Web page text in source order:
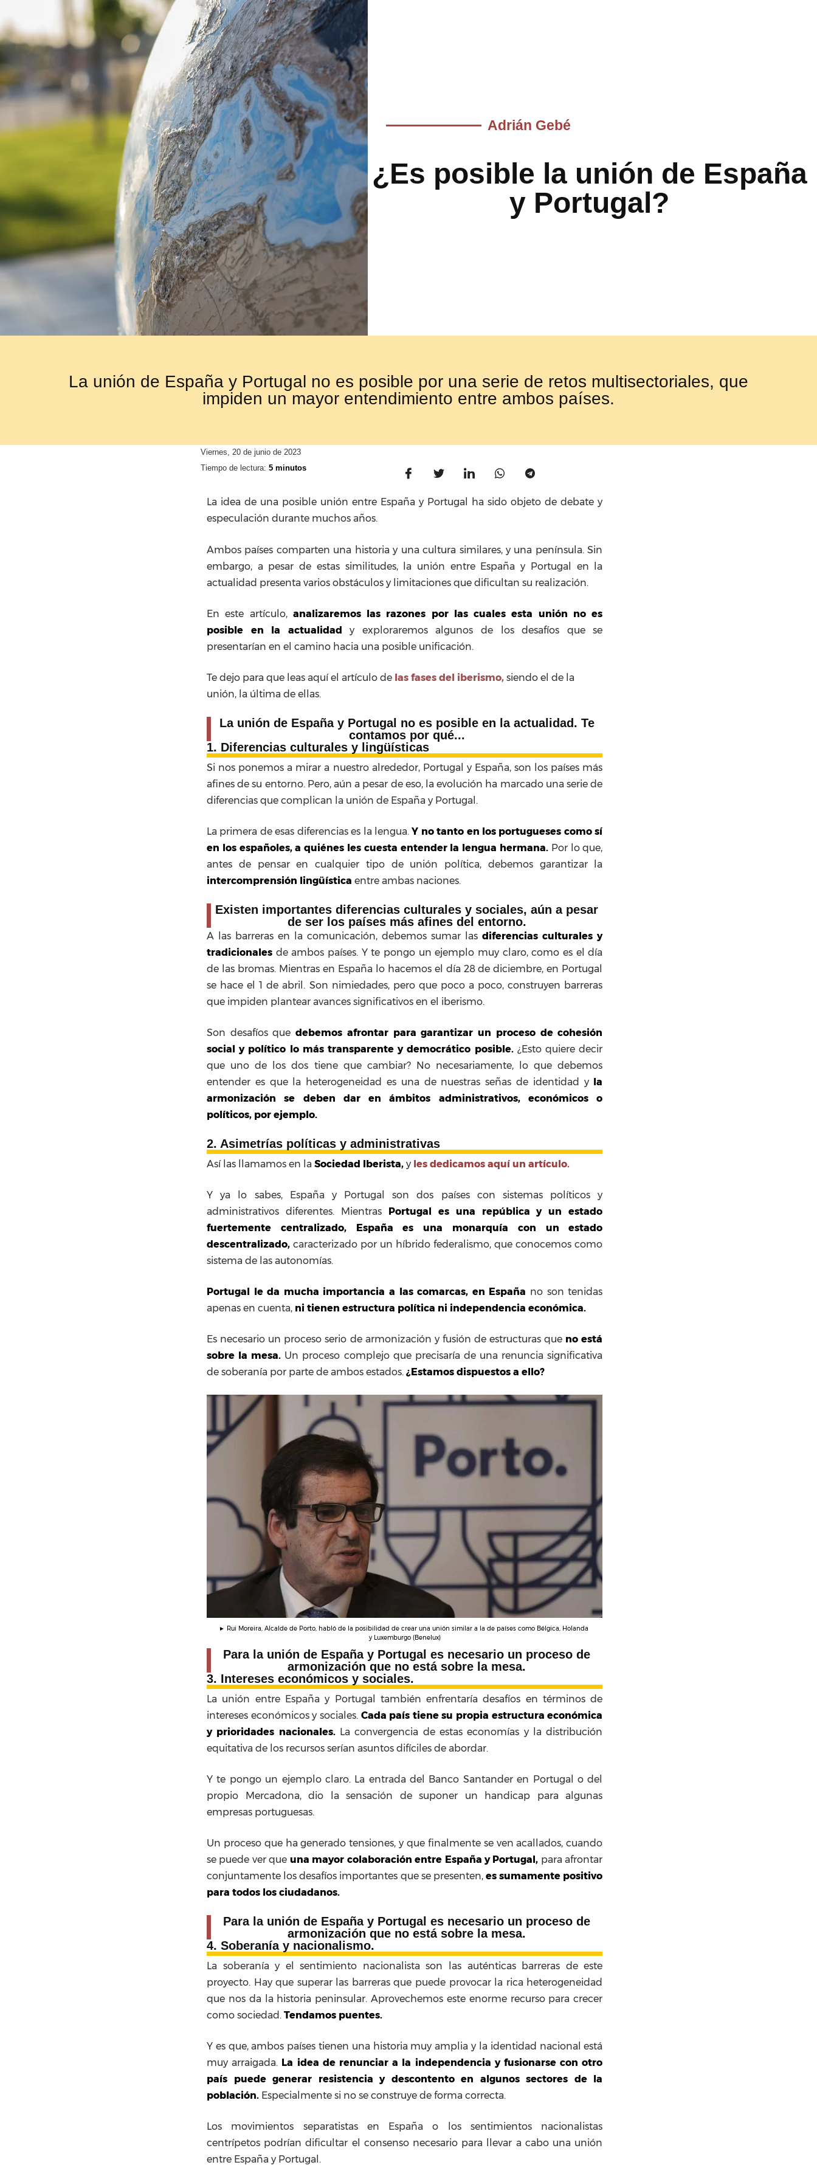
Adrián Gebé
¿Es posible la unión de España
y Portugal?
La unión de España y Portugal no es posible por una serie de retos multisectoriales, que
impiden un mayor entendimiento entre ambos países.
Viernes, 20 de junio de 2023
Tiempo de lectura: 5 minutos
La idea de una posible unión entre España y Portugal ha sido objeto de debate y
especulación durante muchos años.
Ambos países comparten una historia y una cultura similares, y una península. Sin
embargo, a pesar de estas similitudes, la unión entre España y Portugal en la
actualidad presenta varios obstáculos y limitaciones que dificultan su realización.
En este artículo, analizaremos las razones por las cuales esta unión no es
posible en la actualidad
y exploraremos algunos de los desafíos que se
presentarían en el camino hacia una posible unificación.
Te dejo para que leas aquí el artículo de las fases del iberismo, siendo el de la
unión, la última de ellas.
La unión de España y Portugal no es posible en la actualidad. Te
contamos por qué...
1. Diferencias culturales y lingüísticas
Si nos ponemos a mirar a nuestro alrededor, Portugal y España, son los países más
afines de su entorno. Pero, aún a pesar de eso, la evolución ha marcado una serie de
diferencias que complican la unión de España y Portugal.
La primera de esas diferencias es la lengua.Y no tanto en los portugueses como sí
en los españoles, a quiénes les cuesta entender la lengua hermana.Por lo que,
antes de pensar en cualquier tipo de unión política, debemos garantizar la
intercomprensión lingüística entre ambas naciones.
Existen importantes diferencias culturales y sociales, aún a pesar
de ser los países más afines del entorno.
A las barreras en la comunicación, debemos sumar lasdiferencias culturales y
tradicionales de ambos países. Y te pongo un ejemplo muy claro, como es el día
de las bromas. Mientras en España lo hacemos el día 28 de diciembre, en Portugal
se hace el 1 de abril. Son nimiedades, pero que poco a poco, construyen barreras
que impiden plantear avances significativos en el iberismo.
Son desafíos quedebemos afrontar para garantizar un proceso de cohesión
social y político lo más transparente y democrático posible.¿Esto quiere decir
que uno de los dos tiene que cambiar? No necesariamente, lo que debemos
entender es que la heterogeneidad es una de nuestras señas de identidad y
la
armonización se deben dar en ámbitos administrativos, económicos o
políticos, por ejemplo.
2. Asimetrías políticas y administrativas
Así las llamamos en la Sociedad Iberista, y les dedicamos aquí un artículo.
Y ya lo sabes, España y Portugal son dos países con sistemas políticos y
administrativos diferentes. Mientras
Portugal es una república y un estado
fuertemente centralizado,
España es una monarquía con un estado
descentralizado, caracterizado por un híbrido federalismo, que conocemos como
sistema de las autonomías.
Portugal le da mucha importancia a las comarcas, en España no son tenidas
apenas en cuenta, ni tienen estructura política ni independencia económica.
Es necesario un proceso serio de armonización y fusión de estructuras que no está
sobre la mesa. Un proceso complejo que precisaría de una renuncia significativa
de soberanía por parte de ambos estados. ¿Estamos dispuestos a ello?
► Rui Moreira, Alcalde de Porto, habló de la posibilidad de crear una unión similar a la de países como Bélgica, Holanda
y Luxemburgo (Benelux)
Para la unión de España y Portugal es necesario un proceso de
armonización que no está sobre la mesa.
3. Intereses económicos y sociales.
La unión entre España y Portugal también enfrentaría desafíos en términos de
intereses económicos y sociales. Cada país tiene su propia estructura económica
y prioridades nacionales.La convergencia de estas economías y la distribución
equitativa de los recursos serían asuntos difíciles de abordar.
Y te pongo un ejemplo claro. La entrada del Banco Santander en Portugal o del
propio Mercadona, dio la sensación de suponer un handicap para algunas
empresas portuguesas.
Un proceso que ha generado tensiones, y que finalmente se ven acallados, cuando
se puede ver que una mayor colaboración entre España y Portugal, para afrontar
conjuntamente los desafíos importantes que se presenten,es sumamente positivo
para todos los ciudadanos.
Para la unión de España y Portugal es necesario un proceso de
armonización que no está sobre la mesa.
4. Soberanía y nacionalismo.
La soberanía y el sentimiento nacionalista son las auténticas barreras de este
proyecto. Hay que superar las barreras que puede provocar la rica heterogeneidad
que nos da la historia peninsular. Aprovechemos este enorme recurso para crecer
como sociedad. Tendamos puentes.
Y es que, ambos países tienen una historia muy amplia y la identidad nacional está
muy arraigada. La idea de renunciar a la independencia y fusionarse con otro
país puede generar resistencia y descontento en algunos sectores de la
población. Especialmente si no se construye de forma correcta.
Los movimientos separatistas en España o los sentimientos nacionalistas
centrípetos podrían dificultar el consenso necesario para llevar a cabo una unión
entre España y Portugal.